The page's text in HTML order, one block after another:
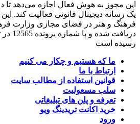
این مجوز به هوش فعال اجازه می‌دهد تا
یک رسانه دیجیتال قانونی فعالیت کند.
فرهنگ و هنر در فضای مجازی وزارت
رسیده است
ما که هستیم و چکار می کنیم
ارتباط با ما
قوانین استفاده از مطالب سایت
سلب مسعولیت
تعرفه و پلن های تبلیغاتی
خرید اکانت تریدینگ ویو
ورود